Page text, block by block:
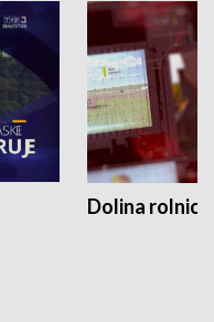
Dolina